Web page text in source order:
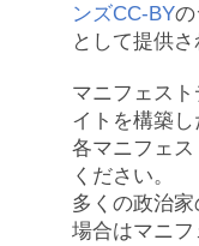
ンズCC-BY
として提供さ
マニフェス
イトを構築し
各マニフェ
ください。
多くの政治
場合はマニ